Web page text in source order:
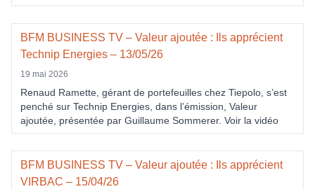
BFM BUSINESS TV – Valeur ajoutée : Ils apprécient
Technip Energies – 13/05/26
19 mai 2026
Renaud Ramette, gérant de portefeuilles chez Tiepolo, s’est
penché sur Technip Energies, dans l’émission, Valeur
ajoutée, présentée par Guillaume Sommerer. Voir la vidéo
BFM BUSINESS TV – Valeur ajoutée : Ils apprécient
VIRBAC – 15/04/26